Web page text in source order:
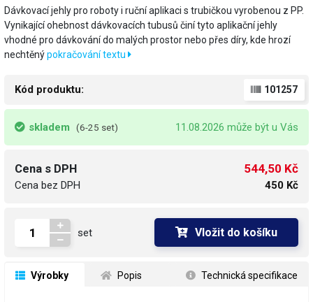
Dávkovací jehly pro roboty i ruční aplikaci s trubičkou vyrobenou z PP.
Vynikající ohebnost dávkovacích tubusů činí tyto aplikační jehly
vhodné pro dávkování do malých prostor nebo přes díry, kde hrozí
nechtěnýpokračování textu
Kód produktu: 101257
skladem (6-25 set) 11.08.2026 může být u Vás
Cena s DPH
Cena bez DPH
544,50 Kč
450 Kč
set Vložit do košíku
Výrobky Popis Technická specifikace